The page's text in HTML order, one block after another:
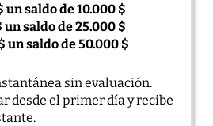
un saldo de10.000 $
un saldo de25.000 $
un saldo de50.000 $
sin evaluación.
desde el primer día y recibe